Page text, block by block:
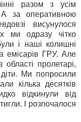
разом з усім
А за оперативною
висунулося
ми одразу чітко
і наші колишні
емісарів ГРУ. Але
пролетарі,
діти. Ми попросили
кілька десятків
відкинули від
І розпочалося